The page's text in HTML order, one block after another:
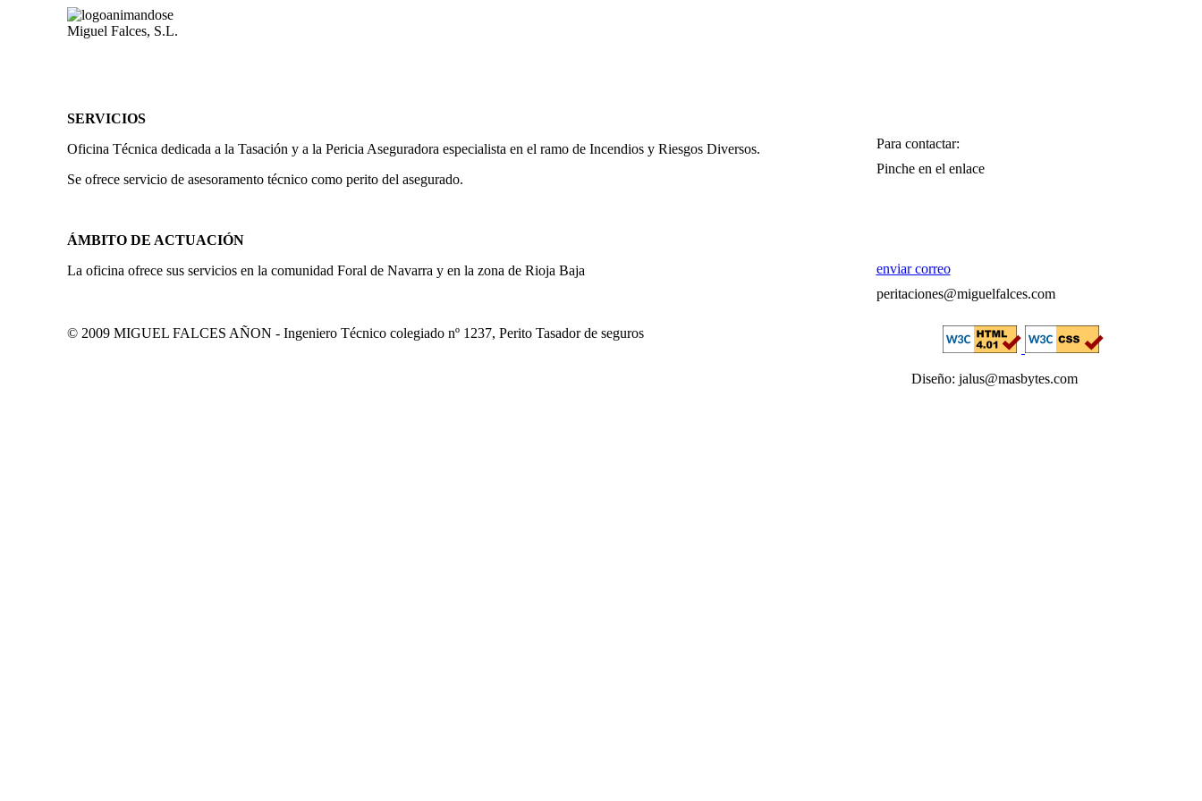
Miguel Falces, S.L.
SERVICIOS
Oficina Técnica dedicada a la Tasación y a la Pericia Aseguradora especialista en el ramo de Incendios y Riesgos Diversos.
Se ofrece servicio de asesoramento técnico como perito del asegurado.
ÁMBITO DE ACTUACIÓN
La oficina ofrece sus servicios en la comunidad Foral de Navarra y en la zona de Rioja Baja
Para contactar:
Pinche en el enlace
enviar correo
peritaciones@miguelfalces.com
© 2009 MIGUEL FALCES AÑON - Ingeniero Técnico colegiado nº 1237, Perito Tasador de seguros
Diseño: jalus@masbytes.com